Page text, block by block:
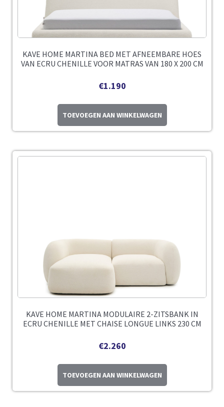
KAVE HOME MARTINA BED MET AFNEEMBARE HOES
VAN ECRU CHENILLE VOOR MATRAS VAN 180 X 200 CM
€1.190
TOEVOEGEN AAN WINKELWAGEN
KAVE HOME MARTINA MODULAIRE 2-ZITSBANK IN
ECRU CHENILLE MET CHAISE LONGUE LINKS 230 CM
€2.260
TOEVOEGEN AAN WINKELWAGEN